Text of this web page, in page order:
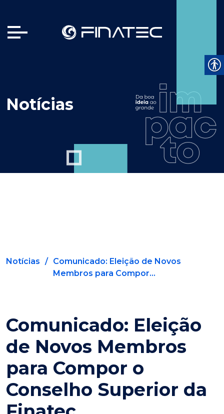
Notícias
Notícias / Comunicado: Eleição de Novos
Membros para Compor...
Comunicado: Eleição
de Novos Membros
para Compor o
Conselho Superior da